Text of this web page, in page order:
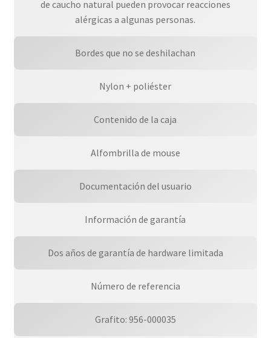
de caucho natural pueden provocar reacciones
alérgicas a algunas personas.
Bordes que no se deshilachan
Nylon + poliéster
Contenido de la caja
Alfombrilla de mouse
Documentación del usuario
Información de garantía
Dos años de garantía de hardware limitada
Número de referencia
Grafito: 956-000035